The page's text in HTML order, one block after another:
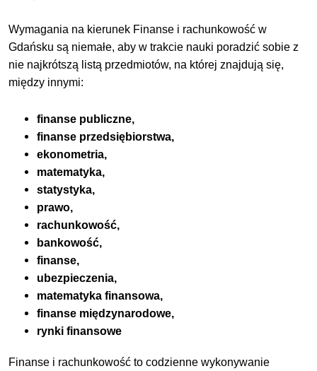
Wymagania na kierunek Finanse i rachunkowość w
Gdańsku są niemałe, aby w trakcie nauki poradzić sobie z
nie najkrótszą listą przedmiotów, na której znajdują się,
między innymi:
finanse publiczne,
finanse przedsiębiorstwa,
ekonometria,
matematyka,
statystyka,
prawo,
rachunkowość,
bankowość,
finanse,
ubezpieczenia,
matematyka finansowa,
finanse międzynarodowe,
rynki finansowe
Finanse i rachunkowość to codzienne wykonywanie